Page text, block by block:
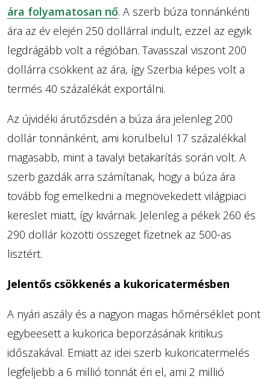
ára folyamatosan nő. A szerb búza tonnánkénti
ára az év elején 250 dollárral indult, ezzel az egyik
legdrágább volt a régióban. Tavasszal viszont 200
dollárra csökkent az ára, így Szerbia képes volt a
termés 40 százalékát exportálni.
Az újvidéki árutőzsdén a búza ára jelenleg 200
dollár tonnánként, ami körülbelül 17 százalékkal
magasabb, mint a tavalyi betakarítás során volt. A
szerb gazdák arra számítanak, hogy a búza ára
tovább fog emelkedni a megnövekedett világpiaci
kereslet miatt, így kivárnak. Jelenleg a pékek 260 és
290 dollár közötti összeget fizetnek az 500-as
lisztért.
Jelentős csökkenés a kukoricatermésben
A nyári aszály és a nagyon magas hőmérséklet pont
egybeesett a kukorica beporzásának kritikus
időszakával. Emiatt az idei szerb kukoricatermelés
legfeljebb a 6 millió tonnát éri el, ami 2 millió